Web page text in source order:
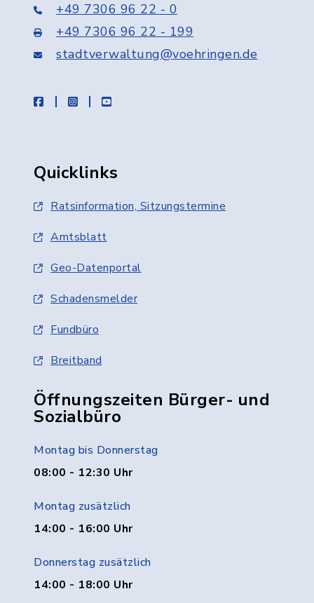
+49 7306 96 22 - 0
+49 7306 96 22 - 199
stadtverwaltung@voehringen.de
facebookinstagramyoutube
Quicklinks
Ratsinformation, Sitzungstermine
Amtsblatt
Geo-Datenportal
Schadensmelder
Fundbüro
Breitband
Öffnungszeiten Bürger- und
Sozialbüro
Montag bis Donnerstag
08:00 - 12:30 Uhr
Montag zusätzlich
14:00 - 16:00 Uhr
Donnerstag zusätzlich
14:00 - 18:00 Uhr